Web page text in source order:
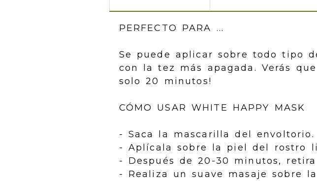
PERFECTO PARA ...
Se puede aplicar sobre todo tipo
con la tez más apagada. Verás
solo 20 minutos!
CÓMO USAR WHITE HAPPY MASK
- Saca la mascarilla del envoltorio.
- Aplícala sobre la piel del rostro
- Después de 20-30 minutos,
- Realiza un suave masaje sobre